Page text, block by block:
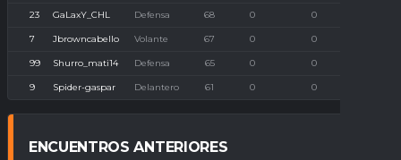
23 GaLaxY_CHL Defensa 68 0 0
7 Jbrowncabello Volante 67 0 0
99 Shurro_mati14 Defensa 65 0 0
9 Spider-gaspar Delantero 61 0 0
ENCUENTROS ANTERIORES